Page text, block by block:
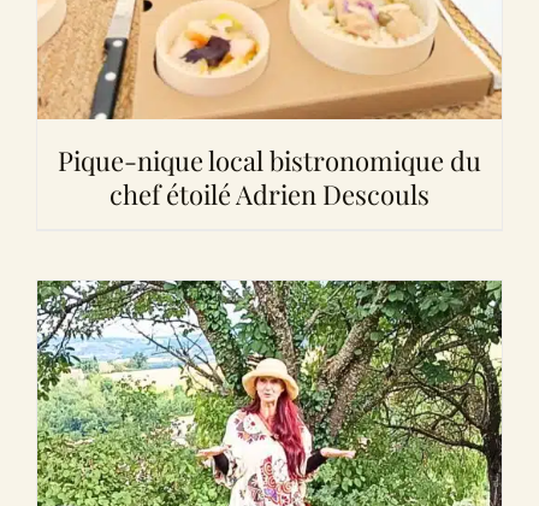
Pique-nique local bistronomique du
chef étoilé Adrien Descouls